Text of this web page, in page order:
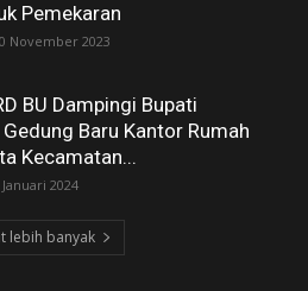
Pemekaran
November 2023
BU Dampingi Bupati
Baru Kantor Rumah
Kecamatan...
2024
lebih banyak